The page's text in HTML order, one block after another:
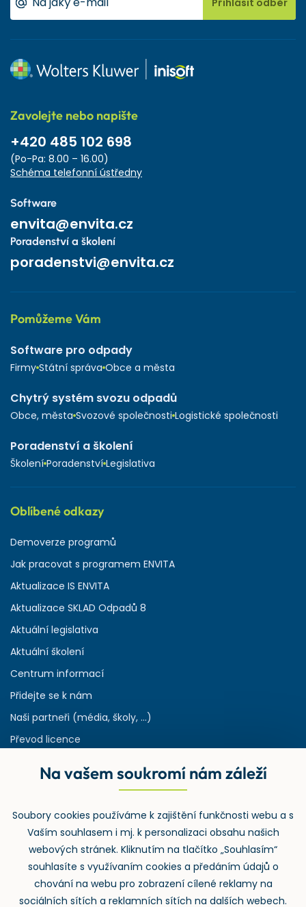
Zavolejte nebo napište
+420 485 102 698
(Po-Pa: 8.00 – 16.00)
Schéma telefonní ústředny
Software
envita@envita.cz
Poradenství a školení
poradenstvi@envita.cz
Pomůžeme Vám
Software pro odpady
Firmy Státní správa Obce a města
Chytrý systém svozu odpadů
Obce, města Svozové společnosti Logistické společnosti
Poradenství a školení
Školení Poradenství Legislativa
Oblíbené odkazy
Demoverze programů
Jak pracovat s programem ENVITA
Aktualizace IS ENVITA
Aktualizace SKLAD Odpadů 8
Aktuální legislativa
Aktuální školení
Centrum informací
Přidejte se k nám
Naši partneři (média, školy, ...)
Převod licence
Rejstřík používaných zkratek v odpadech
Zpětný odběr
Na vašem soukromí nám záleží
Soubory cookies používáme k zajištění funkčnosti webu a s
Vaším souhlasem i mj. k personalizaci obsahu našich
webových stránek. Kliknutím na tlačítko „Souhlasím“
souhlasíte s využívaním cookies a předáním údajů o
chování na webu pro zobrazení cílené reklamy na
sociálních sítích a reklamních sítích na dalších webech.